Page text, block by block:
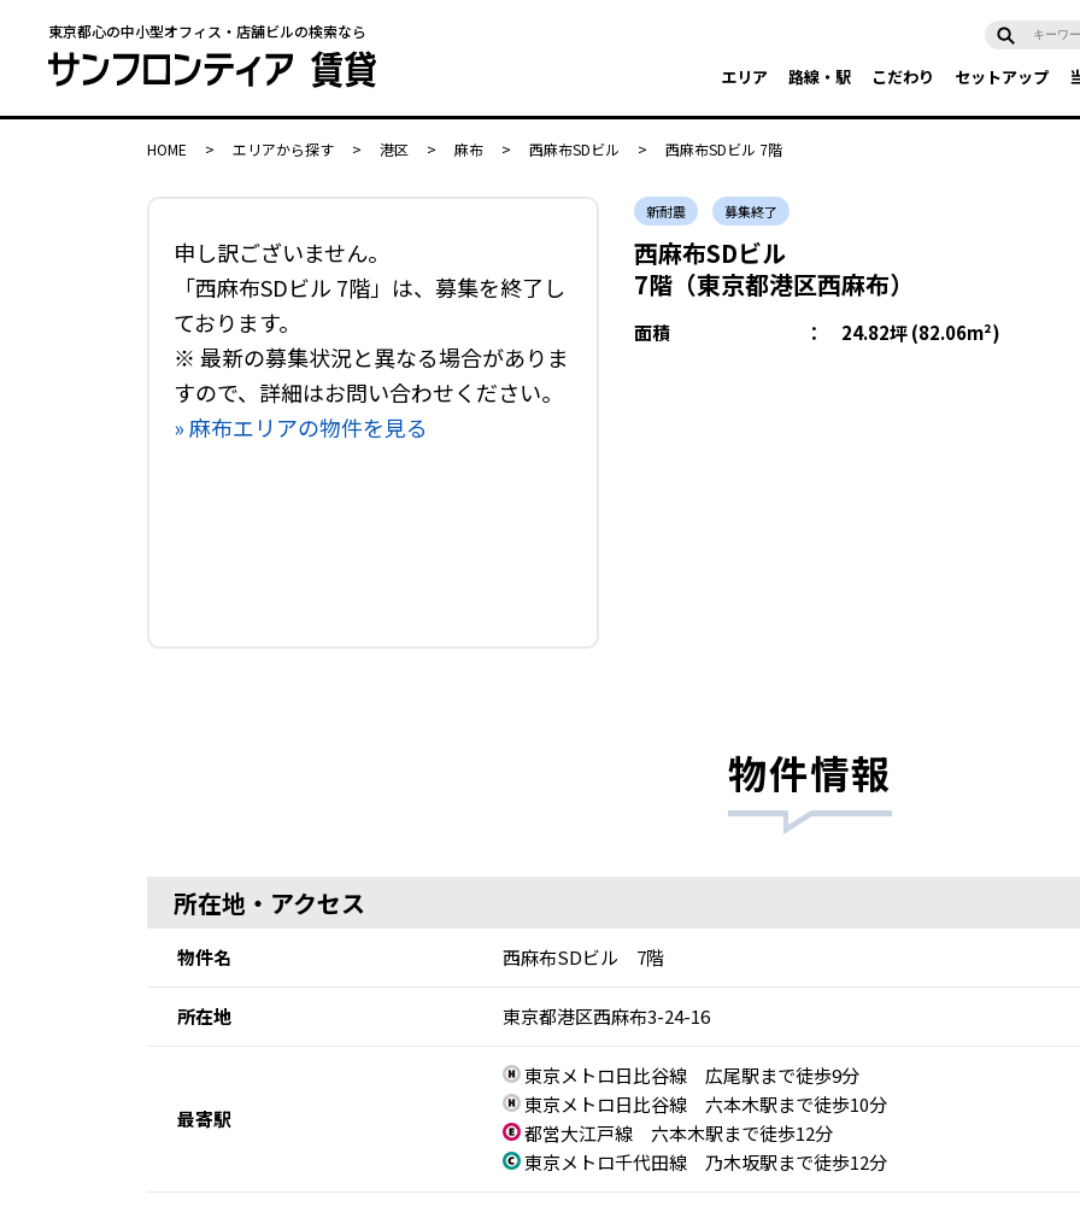
東京都心の中小型オフィス・店舗ビルの検索なら
エリア 路線・駅 こだわり セットアップ
HOME > エリアから探す > 港区 > 麻布 > 西麻布SDビル > 西麻布SDビル 7階
申し訳ございません。
「西麻布SDビル 7階」は、募集を終了し
ております。
※ 最新の募集状況と異なる場合がありま
すので、詳細はお問い合わせください。
» 麻布エリアの物件を見る
新耐震 募集終了
西麻布SDビル
7階（東京都港区西麻布）
面積 ： 24.82坪 (82.06m²)
物件情報
所在地・アクセス
物件名 西麻布SDビル 7階
所在地 東京都港区西麻布3-24-16
最寄駅
東京メトロ日比谷線 広尾駅まで徒歩9分
東京メトロ日比谷線 六本木駅まで徒歩10分
都営大江戸線 六本木駅まで徒歩12分
東京メトロ千代田線 乃木坂駅まで徒歩12分